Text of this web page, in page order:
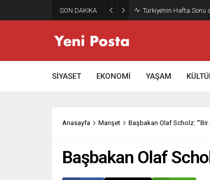
SON DAKİKA Türkiye’nin Hafta
SİYASET EKONOMİ YAŞAM
Anasayfa Manşet Başbakan Olaf Scholz:
Başbakan Olaf